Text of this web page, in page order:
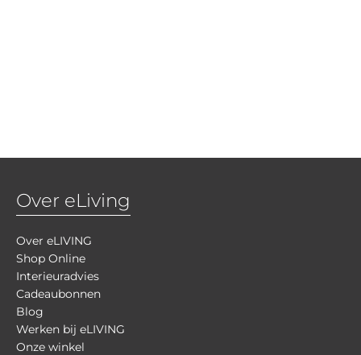
Over eLiving
Over eLIVING
Shop Online
Interieuradvies
Cadeaubonnen
Blog
Werken bij eLIVING
Onze winkel